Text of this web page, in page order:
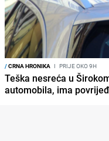
/CRNA HRONIKA I PRIJE OKO 9H
Teška nesreća u
automobila, ima